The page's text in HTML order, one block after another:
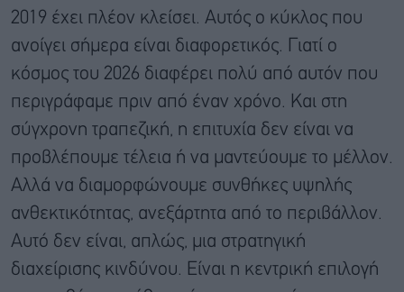
2019 έχει πλέον κλείσει. Αυτός ο κύκλος που
ανοίγει σήμερα είναι διαφορετικός. Γιατί ο
κόσμος του 2026 διαφέρει πολύ από αυτόν που
περιγράφαμε πριν από έναν χρόνο. Και στη
σύγχρονη τραπεζική, η επιτυχία δεν είναι να
προβλέπουμε τέλεια ή να μαντεύουμε το μέλλον.
Αλλά να διαμορφώνουμε συνθήκες υψηλής
ανθεκτικότητας, ανεξάρτητα από το περιβάλλον.
Αυτό δεν είναι, απλώς, μια στρατηγική
διαχείρισης κινδύνου. Είναι η κεντρική επιλογή